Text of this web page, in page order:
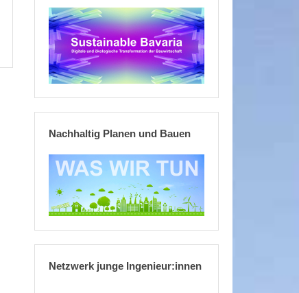
Nachhaltig Planen und Bauen
Netzwerk junge Ingenieur:innen